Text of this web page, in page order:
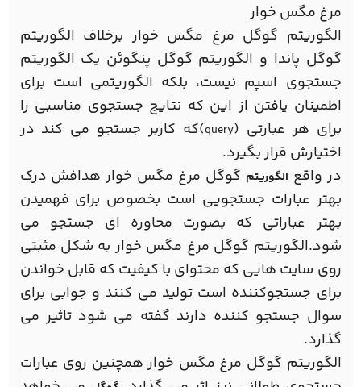
مرغ مگس خوار
الگوریتم گوگل مرغ مگس خوار برخلاف الگوریتم
گوگل پاندا و الگوریتم گوگل پنگوئن یک الگوریتم
جستجوی اسپم نیست، بلکه الگوریتمی است برای
اطمینان یافتن از این که نتایج جستجوی مناسبی را
برای هر عبارتی (query)که کاربر جستجو می کند در
اختیارش قرار بگیرد.
در واقع الگوریتم گوگل مرغ مگس خوار هدافش درک
بهتر عبارات جستجویی است بخصوص برای فهمیدن
بهتر عباراتی که بصورت محاوره ای جستجو می
شود.الگوریتم گوگل مرغ مگس خوار به شکل مثبتی
روی سایت هایی که محتوای با کیفیت که قابل خواندن
برای جستجوکننده است تولید می کنند و جوابی برای
سوال جستجو کننده دارند گفته می شود تاثیر می
گذارد.
الگوریتم گوگل مرغ مگس خوار همچنین روی عبارات